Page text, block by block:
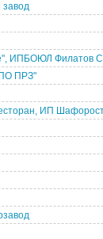
завод
ИПБОЮЛ Филатов
ПРЗ"
ИП